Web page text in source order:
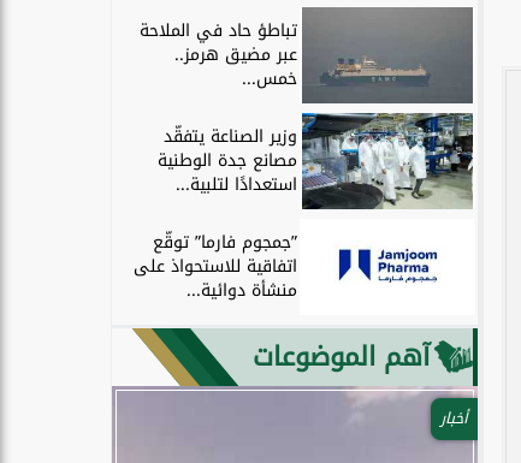
تباطؤ حاد في الملاحة
عبر مضيق هرمز..
خمس...
وزير الصناعة يتفقّد
مصانع جدة الوطنية
استعدادًا لتلبية...
”جمجوم فارما” توقّع
اتفاقية للاستحواذ على
منشأة دوائية...
آهم الموضوعات
أخبار